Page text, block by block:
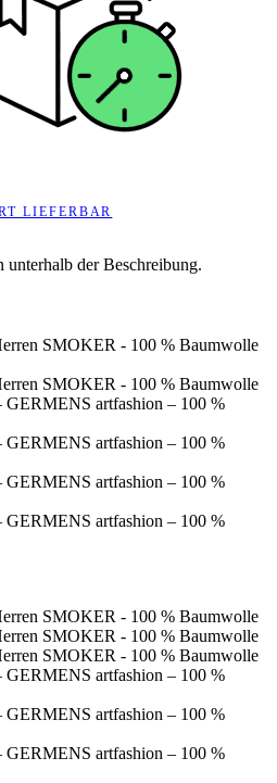
LIEFERBAR
der Beschreibung.